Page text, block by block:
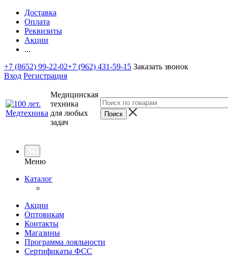
Доставка
Оплата
Реквизиты
Акции
...
+7 (8652) 99-22-02+7 (962) 431-59-15 Заказать звонок
Вход Регистрация
Медицинская
техника
для любых
задач
Меню
Каталог
Акции
Оптовикам
Контакты
Магазины
Программа лояльности
Сертификаты ФСС